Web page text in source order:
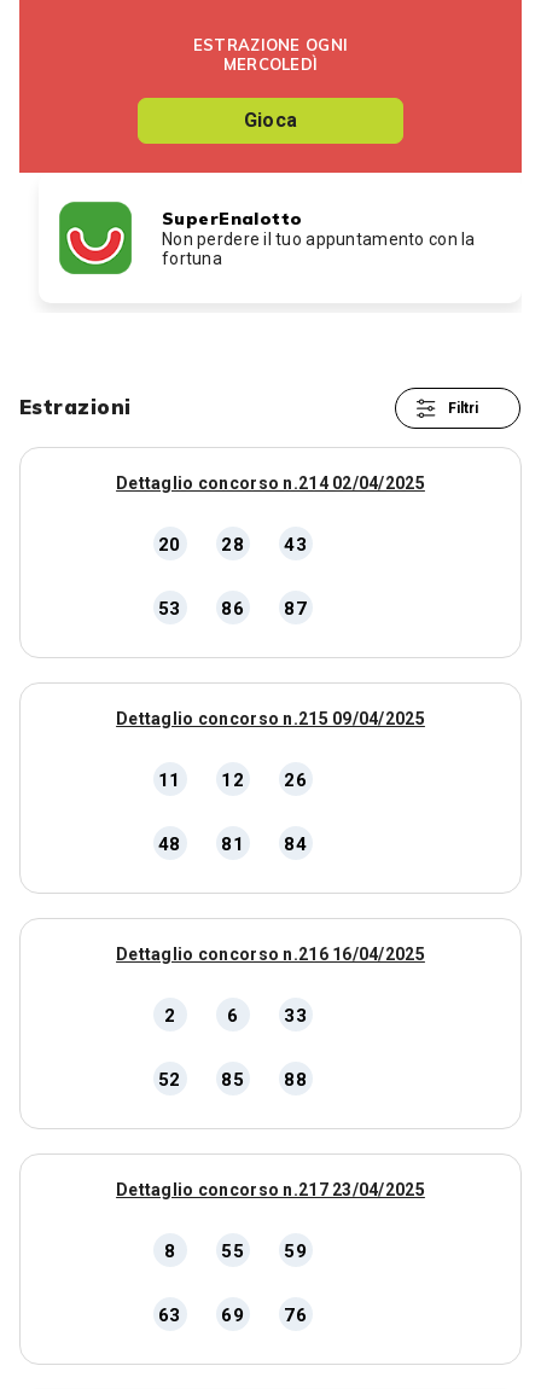
ESTRAZIONE OGNI
MERCOLEDÌ
Gioca
SuperEnalotto
Non perdere il tuo appuntamento con la
fortuna
Estrazioni Filtri
Dettaglio concorso n.214 02/04/2025
20 28 43
53 86 87
Dettaglio concorso n.215 09/04/2025
11 12 26
48 81 84
Dettaglio concorso n.216 16/04/2025
2 6 33
52 85 88
Dettaglio concorso n.217 23/04/2025
8 55 59
63 69 76